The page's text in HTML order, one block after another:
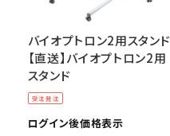
受注発注
バイオプトロン2用スタンド
【直送】バイオプトロン2用
スタンド
ログイン後価格表示